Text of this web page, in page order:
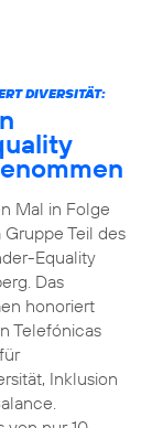
DIVERSITÄT:
Mal in Folge
Teil des
Equality
Das
honoriert
Telefónicas
Inklusion